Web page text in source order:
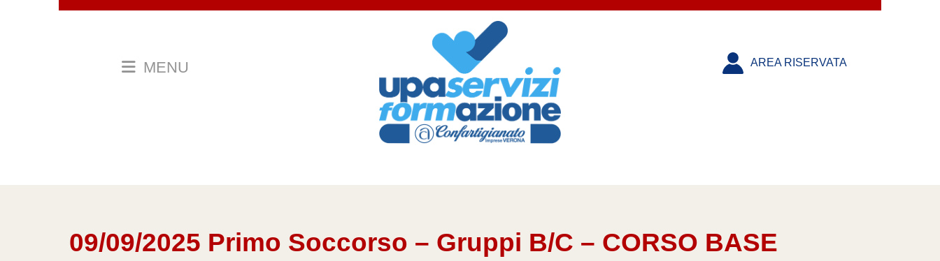
MENU AREA RISERVATA
09/09/2025 Primo Soccorso – Gruppi B/C – CORSO BASE